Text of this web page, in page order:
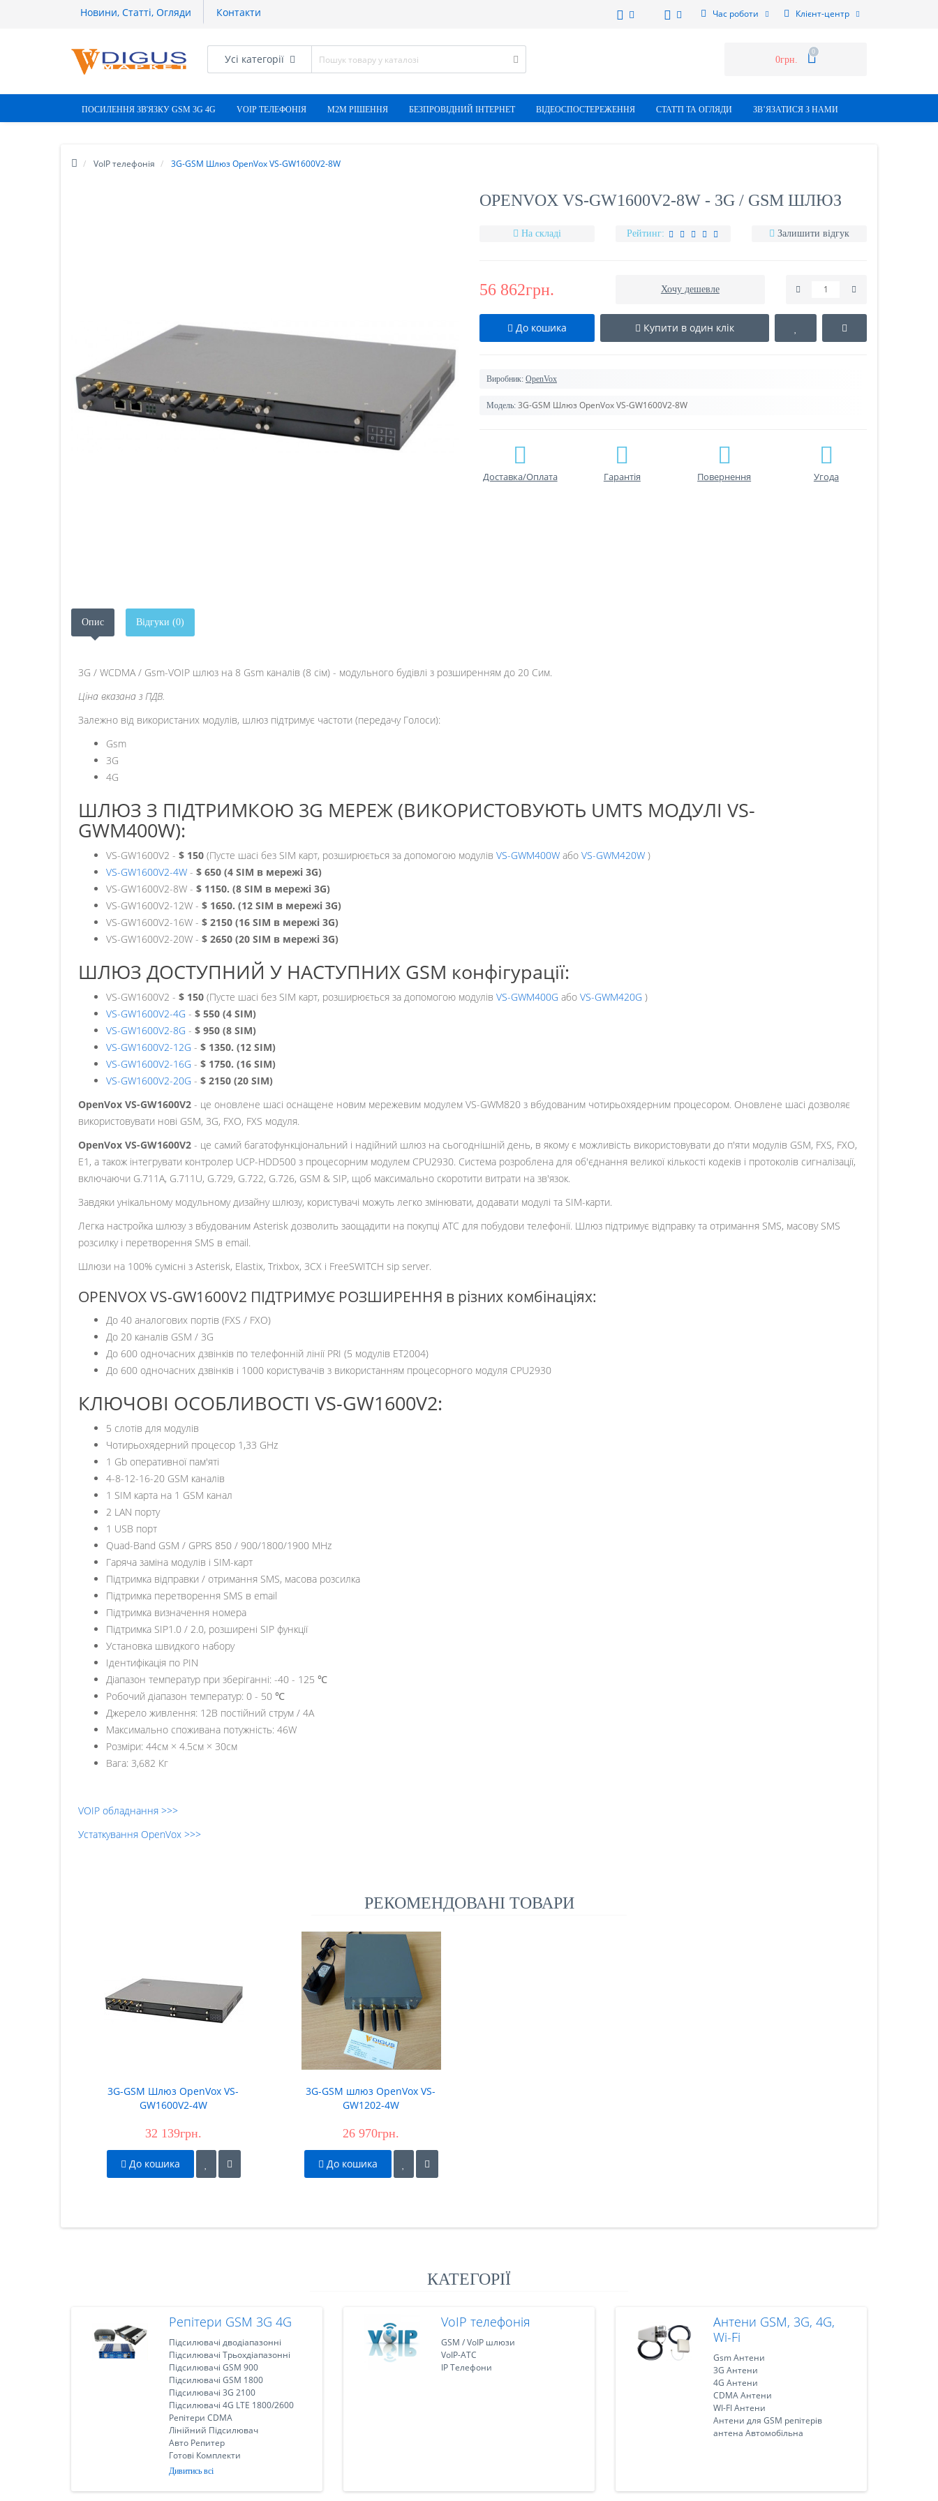
Новини, Статті, Огляди Контакти Час роботи Клієнт-центр
Усі категорії 0грн.
0
ПОСИЛЕННЯ ЗВ'ЯЗКУ GSM 3G 4G VOIP ТЕЛЕФОНІЯ М2М РІШЕННЯ БЕЗПРОВІДНИЙ ІНТЕРНЕТ ВІДЕОСПОСТЕРЕЖЕННЯ СТАТТI ТА ОГЛЯДИ ЗВ’ЯЗАТИСЯ З НАМИ
VoIP телефонія 3G-GSM Шлюз OpenVox VS-GW1600V2-8W
OPENVOX VS-GW1600V2-8W - 3G / GSM ШЛЮЗ
На складі Рейтинг: Залишити відгук
56 862грн. Хочу дешевле
До кошика Купити в один клік
Виробник: OpenVox
Модель: 3G-GSM Шлюз OpenVox VS-GW1600V2-8W
Доставка/Оплата Гарантiя Повернення Угода
Опис Відгуки (0)
3G / WCDMA / Gsm-VOIP шлюз на 8 Gsm каналів (8 сім) - модульного будівлі з розширенням до 20 Сим.
Ціна вказана з ПДВ.
Залежно від використаних модулів, шлюз підтримує частоти (передачу Голоси):
Gsm
3G
4G
ШЛЮЗ З ПІДТРИМКОЮ 3G МЕРЕЖ (ВИКОРИСТОВУЮТЬ UMTS МОДУЛІ VS-
GWM400W):
VS-GW1600V2 - $ 150 (Пусте шасі без SIM карт, розширюється за допомогою модулів VS-GWM400W або VS-GWM420W )
VS-GW1600V2-4W - $ 650 (4 SIM в мережі 3G)
VS-GW1600V2-8W - $ 1150. (8 SIM в мережі 3G)
VS-GW1600V2-12W - $ 1650. (12 SIM в мережі 3G)
VS-GW1600V2-16W - $ 2150 (16 SIM в мережі 3G)
VS-GW1600V2-20W - $ 2650 (20 SIM в мережі 3G)
ШЛЮЗ ДОСТУПНИЙ У НАСТУПНИХ GSM конфігурації:
VS-GW1600V2 - $ 150 (Пусте шасі без SIM карт, розширюється за допомогою модулів VS-GWM400G або VS-GWM420G )
VS-GW1600V2-4G - $ 550 (4 SIM)
VS-GW1600V2-8G - $ 950 (8 SIM)
VS-GW1600V2-12G - $ 1350. (12 SIM)
VS-GW1600V2-16G - $ 1750. (16 SIM)
VS-GW1600V2-20G - $ 2150 (20 SIM)
OpenVox VS-GW1600V2 - це оновлене шасі оснащене новим мережевим модулем VS-GWM820 з вбудованим чотирьохядерним процесором. Оновлене шасі дозволяє
використовувати нові GSM, 3G, FXO, FXS модуля.
OpenVox VS-GW1600V2 - це самий багатофункціональний і надійний шлюз на сьогоднішній день, в якому є можливість використовувати до п'яти модулів GSM, FXS, FXO,
E1, а також інтегрувати контролер UCP-HDD500 з процесорним модулем CPU2930. Система розроблена для об'єднання великої кількості кодеків і протоколів сигналізації,
включаючи G.711A, G.711U, G.729, G.722, G.726, GSM & SIP, щоб максимально скоротити витрати на зв'язок.
Завдяки унікальному модульному дизайну шлюзу, користувачі можуть легко змінювати, додавати модулі та SIM-карти.
Легка настройка шлюзу з вбудованим Asterisk дозволить заощадити на покупці ATC для побудови телефонії. Шлюз підтримує відправку та отримання SMS, масову SMS
розсилку і перетворення SMS в email.
Шлюзи на 100% сумісні з Asterisk, Elastix, Trixbox, 3CX і FreeSWITCH sip server.
OPENVOX VS-GW1600V2 ПІДТРИМУЄ РОЗШИРЕННЯ в різних комбінаціях:
До 40 аналогових портів (FXS / FXO)
До 20 каналів GSM / 3G
До 600 одночасних дзвінків по телефонній лінії PRI (5 модулів ET2004)
До 600 одночасних дзвінків і 1000 користувачів з використанням процесорного модуля CPU2930
КЛЮЧОВІ ОСОБЛИВОСТІ VS-GW1600V2:
5 слотів для модулів
Чотирьохядерний процесор 1,33 GHz
1 Gb оперативної пам'яті
4-8-12-16-20 GSM каналів
1 SIM карта на 1 GSM канал
2 LAN порту
1 USB порт
Quad-Band GSM / GPRS 850 / 900/1800/1900 MHz
Гаряча заміна модулів і SIM-карт
Підтримка відправки / отримання SMS, масова розсилка
Підтримка перетворення SMS в email
Підтримка визначення номера
Підтримка SIP1.0 / 2.0, розширені SIP функції
Установка швидкого набору
Ідентифікація по PIN
Діапазон температур при зберіганні: -40 - 125 ℃
Робочий діапазон температур: 0 - 50 ℃
Джерело живлення: 12В постійний струм / 4А
Максимально споживана потужність: 46W
Розміри: 44см × 4.5см × 30см
Вага: 3,682 Кг
VOIP обладнання >>>
Устаткування OpenVox >>>
РЕКОМЕНДОВАНІ ТОВАРИ
3G-GSM Шлюз OpenVox VS-
GW1600V2-4W
32 139грн.
До кошика
3G-GSM шлюз OpenVox VS-
GW1202-4W
26 970грн.
До кошика
КАТЕГОРІЇ
Репітери GSM 3G 4G
Підсилювачі дводіапазонні
Підсилювачі Трьохдіапазонні
Підсилювачі GSM 900
Підсилювачі GSM 1800
Підсилювачі 3G 2100
Підсилювачі 4G LTE 1800/2600
Репітери CDMA
Лінійний Підсилювач
Авто Репитер
Готові Комплекти
Дивитись всі
VoIP телефонія
GSM / VoIP шлюзи
VoIP-АТС
IP Телефони
Антени GSM, 3G, 4G,
Wi-Fi
Gsm Антени
3G Антени
4G Антени
CDMA Антени
WI-FI Антени
Антени для GSM репітерів
антена Автомобільна